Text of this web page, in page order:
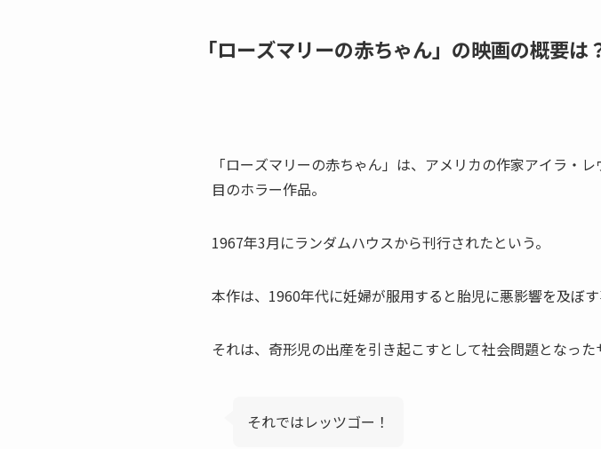
「ローズマリーの赤ちゃん」の映画の概要は
「ローズマリーの赤ちゃん」は、アメリカの作家アイラ・
目のホラー作品。
1967年3月にランダムハウスから刊行されたという。
本作は、1960年代に妊婦が服用すると胎児に悪影響を及ぼ
それは、奇形児の出産を引き起こすとして社会問題となった
それではレッツゴー！